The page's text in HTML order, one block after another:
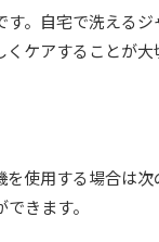
。自宅で洗えるジ
ケアすることが大
使用する場合は
きます。